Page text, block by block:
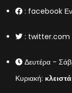
: facebook
: twitter.com
Δευτέρα -
Κυριακή: κλειστά